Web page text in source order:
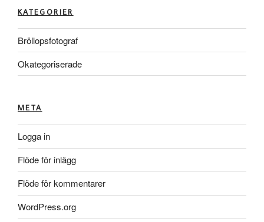
KATEGORIER
Bröllopsfotograf
Okategoriserade
META
Logga in
Flöde för inlägg
Flöde för kommentarer
WordPress.org